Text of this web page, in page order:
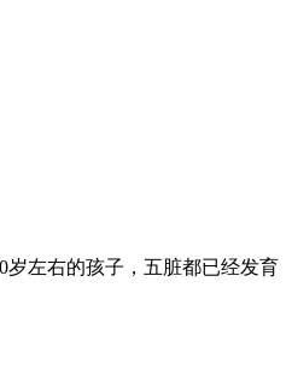
左右的孩子，五脏都已经发育